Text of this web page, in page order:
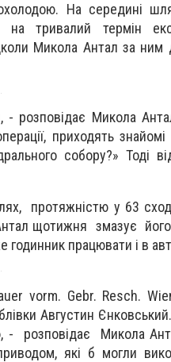
На середині
тривалий термін
Микола Антал за ним
- розповідає Микола
приходять
собору?» Тоді
протяжністю у 63
щотижня змазує
працювати і в
vorm. Gebr. Resch.
Августин
- розповідає Микола
які б могли